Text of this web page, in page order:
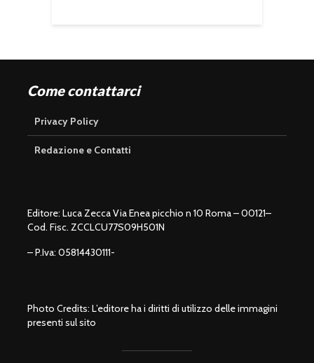
Come contattarci
Privacy Policy
Redazione e Contatti
Editore: Luca Zecca Via Enea picchio n 10 Roma – 00121–
Cod. Fisc. ZCCLCU77S09H501N
– P.Iva: 05814430111-
Photo Credits: L’editore ha i diritti di utilizzo delle immagini
presenti sul sito